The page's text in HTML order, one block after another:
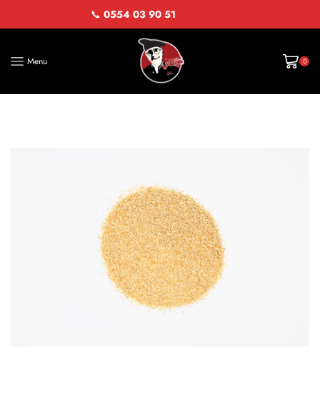
📞 0554 03 90 51
Menu 0